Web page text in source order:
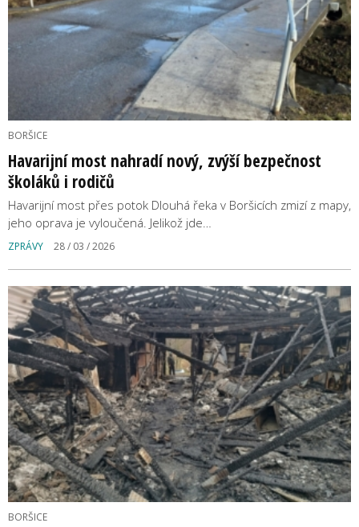
BORŠICE
Havarijní most nahradí nový, zvýší bezpečnost
školáků i rodičů
Havarijní most přes potok Dlouhá řeka v Boršicích zmizí z mapy,
jeho oprava je vyloučená. Jelikož jde…
ZPRÁVY 28 / 03 / 2026
BORŠICE